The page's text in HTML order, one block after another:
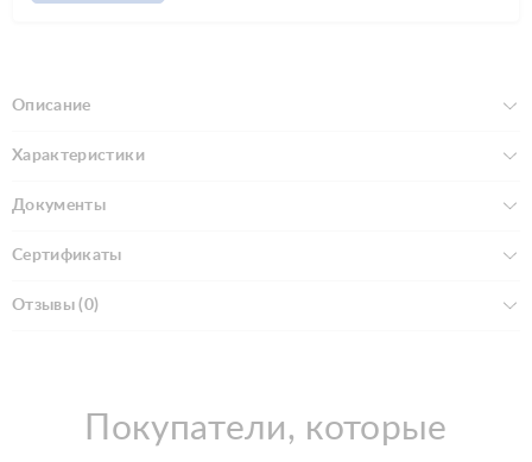
Описание
Характеристики
Документы
Сертификаты
Отзывы (0)
Покупатели, которые